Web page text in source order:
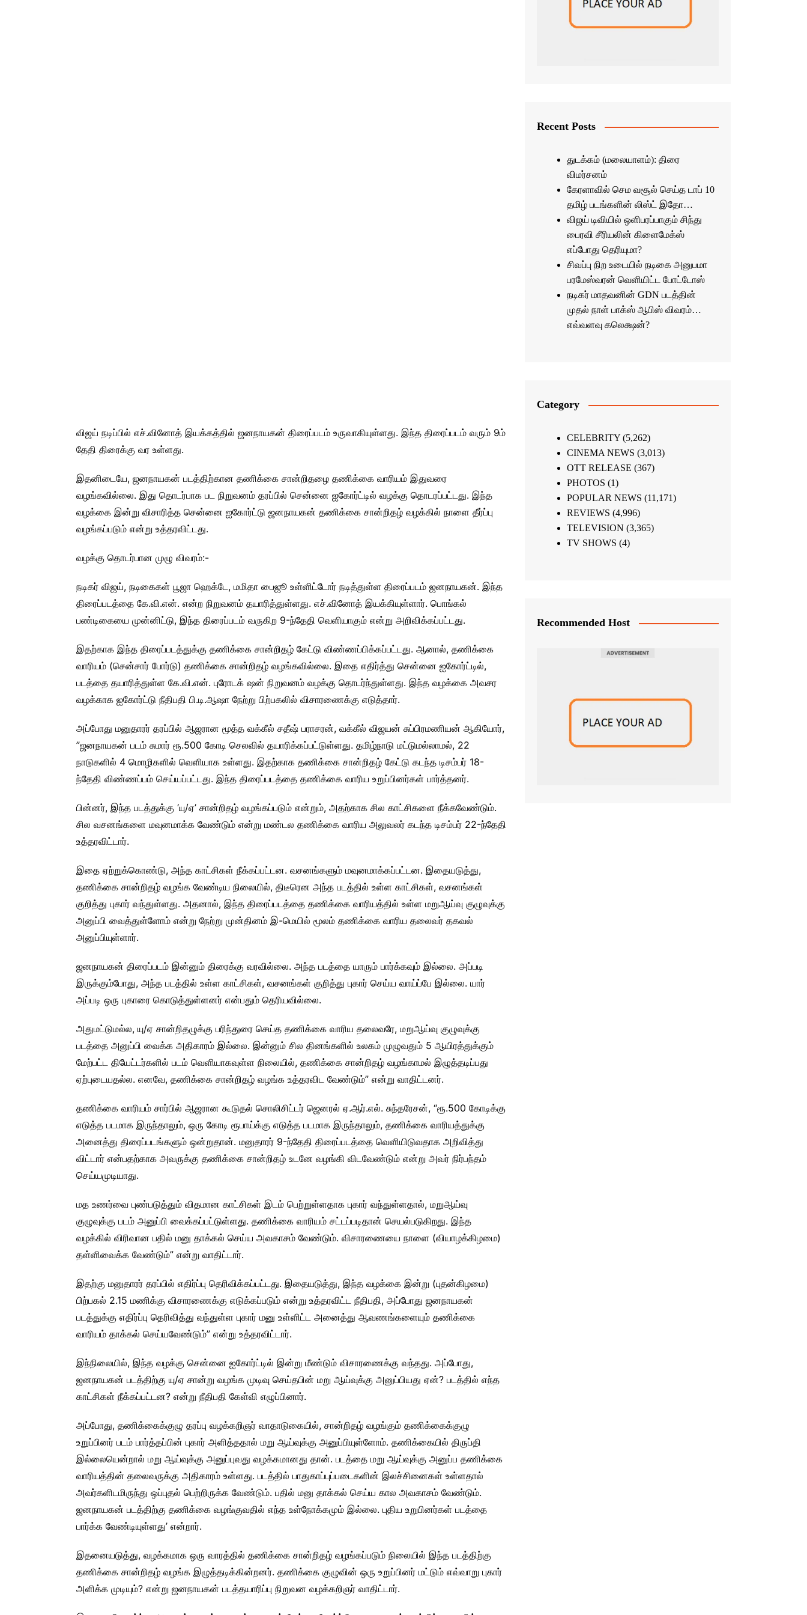
விஜய் நடிப்பில் எச்.வினோத் இயக்கத்தில் ஜனநாயகன் திரைப்படம் உருவாகியுள்ளது. இந்த திரைப்படம் வரும் 9ம்
தேதி திரைக்கு வர உள்ளது.
இதனிடையே, ஜனநாயகன் படத்திற்கான தணிக்கை சான்றிதழை தணிக்கை வாரியம் இதுவரை
வழங்கவில்லை. இது தொடர்பாக பட நிறுவனம் தரப்பில் சென்னை ஐகோர்ட்டில் வழக்கு தொடரப்பட்டது. இந்த
வழக்கை இன்று விசாரித்த சென்னை ஐகோர்ட்டு ஜனநாயகன் தணிக்கை சான்றிதழ் வழக்கில் நாளை தீர்ப்பு
வழங்கப்படும் என்று உத்தரவிட்டது.
வழக்கு தொடர்பான முழு விவரம்:-
நடிகர் விஜய், நடிகைகள் பூஜா ஹெக்டே, மமிதா பைஜூ உள்ளிட்டோர் நடித்துள்ள திரைப்படம் ஜனநாயகன். இந்த
திரைப்படத்தை கே.வி.என். என்ற நிறுவனம் தயாரித்துள்ளது. எச்.வினோத் இயக்கியுள்ளார். பொங்கல்
பண்டிகையை முன்னிட்டு, இந்த திரைப்படம் வருகிற 9-ந்தேதி வெளியாகும் என்று அறிவிக்கப்பட்டது.
இதற்காக இந்த திரைப்படத்துக்கு தணிக்கை சான்றிதழ் கேட்டு விண்ணப்பிக்கப்பட்டது. ஆனால், தணிக்கை
வாரியம் (சென்சார் போர்டு) தணிக்கை சான்றிதழ் வழங்கவில்லை. இதை எதிர்த்து சென்னை ஐகோர்ட்டில்,
படத்தை தயாரித்துள்ள கே.வி.என். புரோடக் ஷன் நிறுவனம் வழக்கு தொடர்ந்துள்ளது. இந்த வழக்கை அவசர
வழக்காக ஐகோர்ட்டு நீதிபதி பி.டி.ஆஷா நேற்று பிற்பகலில் விசாரணைக்கு எடுத்தார்.
அப்போது மனுதாரர் தரப்பில் ஆஜரான மூத்த வக்கீல் சதீஷ் பராசரன், வக்கீல் விஜயன் சுப்பிரமணியன் ஆகியோர்,
”ஜனநாயகன் படம் சுமார் ரூ.500 கோடி செலவில் தயாரிக்கப்பட்டுள்ளது. தமிழ்நாடு மட்டுமல்லாமல், 22
நாடுகளில் 4 மொழிகளில் வெளியாக உள்ளது. இதற்காக தணிக்கை சான்றிதழ் கேட்டு கடந்த டிசம்பர் 18-
ந்தேதி விண்ணப்பம் செய்யப்பட்டது. இந்த திரைப்படத்தை தணிக்கை வாரிய உறுப்பினர்கள் பார்த்தனர்.
பின்னர், இந்த படத்துக்கு ‘யு/ஏ’ சான்றிதழ் வழங்கப்படும் என்றும், அதற்காக சில காட்சிகளை நீக்கவேண்டும்.
சில வசனங்களை மவுனமாக்க வேண்டும் என்று மண்டல தணிக்கை வாரிய அலுவலர் கடந்த டிசம்பர் 22-ந்தேதி
உத்தரவிட்டார்.
இதை ஏற்றுக்கொண்டு, அந்த காட்சிகள் நீக்கப்பட்டன. வசனங்களும் மவுனமாக்கப்பட்டன. இதையடுத்து,
தணிக்கை சான்றிதழ் வழங்க வேண்டிய நிலையில், திடீரென அந்த படத்தில் உள்ள காட்சிகள், வசனங்கள்
குறித்து புகார் வந்துள்ளது. அதனால், இந்த திரைப்படத்தை தணிக்கை வாரியத்தில் உள்ள மறுஆய்வு குழுவுக்கு
அனுப்பி வைத்துள்ளோம் என்று நேற்று முன்தினம் இ-மெயில் மூலம் தணிக்கை வாரிய தலைவர் தகவல்
அனுப்பியுள்ளார்.
ஜனநாயகன் திரைப்படம் இன்னும் திரைக்கு வரவில்லை. அந்த படத்தை யாரும் பார்க்கவும் இல்லை. அப்படி
இருக்கும்போது, அந்த படத்தில் உள்ள காட்சிகள், வசனங்கள் குறித்து புகார் செய்ய வாய்ப்பே இல்லை. யார்
அப்படி ஒரு புகாரை கொடுத்துள்ளனர் என்பதும் தெரியவில்லை.
அதுமட்டுமல்ல, யு/ஏ சான்றிதழுக்கு பரிந்துரை செய்த தணிக்கை வாரிய தலைவரே, மறுஆய்வு குழுவுக்கு
படத்தை அனுப்பி வைக்க அதிகாரம் இல்லை. இன்னும் சில தினங்களில் உலகம் முழுவதும் 5 ஆயிரத்துக்கும்
மேற்பட்ட தியேட்டர்களில் படம் வெளியாகவுள்ள நிலையில், தணிக்கை சான்றிதழ் வழங்காமல் இழுத்தடிப்பது
ஏற்புடையதல்ல. எனவே, தணிக்கை சான்றிதழ் வழங்க உத்தரவிட வேண்டும்” என்று வாதிட்டனர்.
தணிக்கை வாரியம் சார்பில் ஆஜரான கூடுதல் சொலிசிட்டர் ஜெனரல் ஏ.ஆர்.எல். சுந்தரேசன், “ரூ.500 கோடிக்கு
எடுத்த படமாக இருந்தாலும், ஒரு கோடி ரூபாய்க்கு எடுத்த படமாக இருந்தாலும், தணிக்கை வாரியத்துக்கு
அனைத்து திரைப்படங்களும் ஒன்றுதான். மனுதாரர் 9-ந்தேதி திரைப்படத்தை வெளியிடுவதாக அறிவித்து
விட்டார் என்பதற்காக அவருக்கு தணிக்கை சான்றிதழ் உடனே வழங்கி விடவேண்டும் என்று அவர் நிர்பந்தம்
செய்யமுடியாது.
மத உணர்வை புண்படுத்தும் விதமான காட்சிகள் இடம் பெற்றுள்ளதாக புகார் வந்துள்ளதால், மறுஆய்வு
குழுவுக்கு படம் அனுப்பி வைக்கப்பட்டுள்ளது. தணிக்கை வாரியம் சட்டப்படிதான் செயல்படுகிறது. இந்த
வழக்கில் விரிவான பதில் மனு தாக்கல் செய்ய அவகாசம் வேண்டும். விசாரணையை நாளை (வியாழக்கிழமை)
தள்ளிவைக்க வேண்டும்” என்று வாதிட்டார்.
இதற்கு மனுதாரர் தரப்பில் எதிர்ப்பு தெரிவிக்கப்பட்டது. இதையடுத்து, இந்த வழக்கை இன்று (புதன்கிழமை)
பிற்பகல் 2.15 மணிக்கு விசாரணைக்கு எடுக்கப்படும் என்று உத்தரவிட்ட நீதிபதி, அப்போது ஜனநாயகன்
படத்துக்கு எதிர்ப்பு தெரிவித்து வந்துள்ள புகார் மனு உள்ளிட்ட அனைத்து ஆவணங்களையும் தணிக்கை
வாரியம் தாக்கல் செய்யவேண்டும்” என்று உத்தரவிட்டார்.
இந்நிலையில், இந்த வழக்கு சென்னை ஐகோர்ட்டில் இன்று மீண்டும் விசாரணைக்கு வந்தது. அப்போது,
ஜனநாயகன் படத்திற்கு யு/ஏ சான்று வழங்க முடிவு செய்தபின் மறு ஆய்வுக்கு அனுப்பியது ஏன்? படத்தில் எந்த
காட்சிகள் நீக்கப்பட்டன? என்று நீதிபதி கேள்வி எழுப்பினார்.
அப்போது, தணிக்கைக்குழு தரப்பு வழக்கறிஞர் வாதாடுகையில், சான்றிதழ் வழங்கும் தணிக்கைக்குழு
உறுப்பினர் படம் பார்த்தப்பின் புகார் அளித்ததால் மறு ஆய்வுக்கு அனுப்பியுள்ளோம். தணிக்கையில் திருப்தி
இல்லையென்றால் மறு ஆய்வுக்கு அனுப்புவது வழக்கமானது தான். படத்தை மறு ஆய்வுக்கு அனுப்ப தணிக்கை
வாரியத்தின் தலைவருக்கு அதிகாரம் உள்ளது. படத்தில் பாதுகாப்புப்படைகளின் இலச்சினைகள் உள்ளதால்
அவர்களிடமிருந்து ஒப்புதல் பெற்றிருக்க வேண்டும். பதில் மனு தாக்கல் செய்ய கால அவகாசம் வேண்டும்.
ஜனநாயகன் படத்திற்கு தணிக்கை வழங்குவதில் எந்த உள்நோக்கமும் இல்லை. புதிய உறுபினர்கள் படத்தை
பார்க்க வேண்டியுள்ளது’ என்றார்.
இதனையடுத்து, வழக்கமாக ஒரு வாரத்தில் தணிக்கை சான்றிதழ் வழங்கப்படும் நிலையில் இந்த படத்திற்கு
தணிக்கை சான்றிதழ் வழங்க இழுத்தடிக்கின்றனர். தணிக்கை குழுவின் ஒரு உறுப்பினர் மட்டும் எவ்வாறு புகார்
அளிக்க முடியும்? என்று ஜனநாயகன் படத்தயாரிப்பு நிறுவன வழக்கறிஞர் வாதிட்டார்.
Recent Posts
துடக்கம் (மலையாளம்): திரை
விமர்சனம்
கேரளாவில் செம வசூல் செய்த டாப் 10
தமிழ் படங்களின் லிஸ்ட் இதோ…
விஜய் டிவியில் ஒளிபரப்பாகும் சிந்து
பைரவி சீரியலின் கிளைமேக்ஸ்
எப்போது தெரியுமா?
சிவப்பு நிற உடையில் நடிகை அனுபமா
பரமேஸ்வரன் வெளியிட்ட போட்டோஸ்
நடிகர் மாதவனின் GDN படத்தின்
முதல் நாள் பாக்ஸ் ஆபிஸ் விவரம்…
எவ்வளவு கலெக்ஷன்?
Category
CELEBRITY(5,262)
CINEMA NEWS (3,013)
OTT RELEASE (367)
PHOTOS (1)
POPULAR NEWS (11,171)
REVIEWS (4,996)
TELEVISION (3,365)
TV SHOWS (4)
Recommended Host